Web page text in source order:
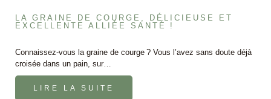
LA GRAINE DE COURGE, DÉLICIEUSE ET
EXCELLENTE ALLIÉE SANTÉ !
Connaissez-vous la graine de courge ? Vous l’avez sans doute déjà
croisée dans un pain, sur…
LIRE LA SUITE